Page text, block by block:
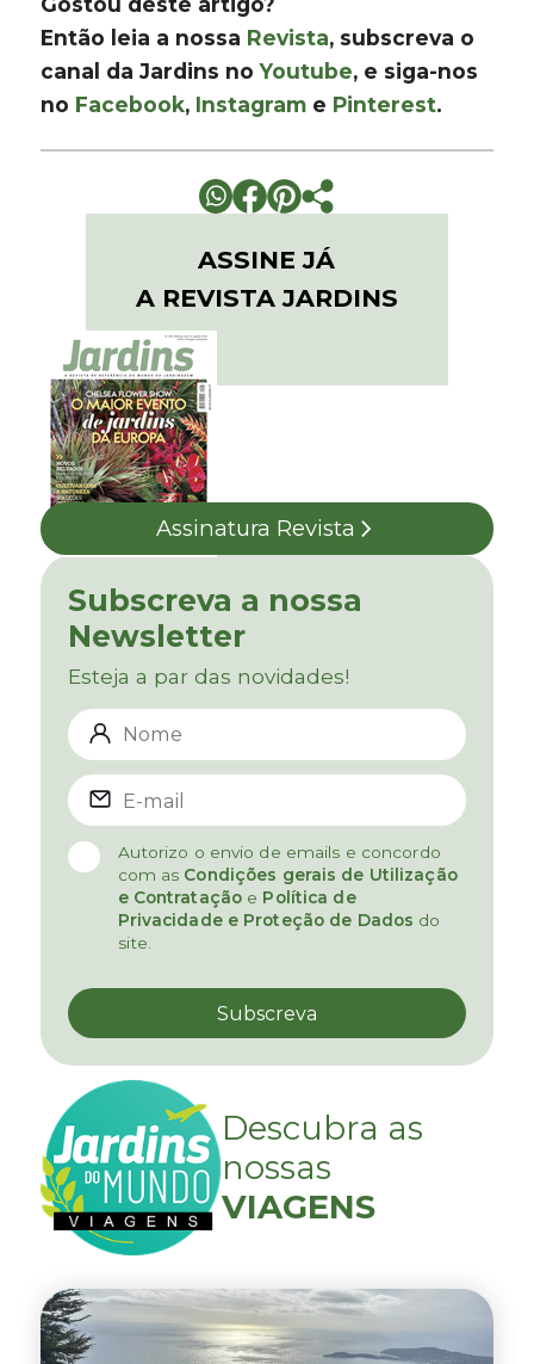
Então leia a nossa Revista, subscreva o
canal da Jardins noYoutube, e siga-nos
no Facebook, Instagram e Pinterest.
ASSINE JÁ
A REVISTA JARDINS
Assinatura Revista
Subscreva a nossa
Newsletter
Esteja a par das novidades!
Autorizo o envio de emails e concordo
com as Condições gerais de Utilização
e Contratação e Política de
Privacidade e Proteção de Dados do
site.
Descubra as
nossas
VIAGENS